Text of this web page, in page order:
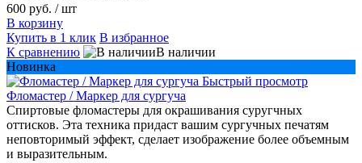
600 руб. / шт
В корзину
Купить в 1 клик В избранное
К сравнению
В наличии
Новинка
Быстрый просмотр
Фломастер / Маркер для сургуча
Спиртовые фломастеры для окрашивания суругчных
оттисков. Эта техника придаст вашим сургучных печатям
неповторимый эффект, сделает изображение более объемным
и выразительным.